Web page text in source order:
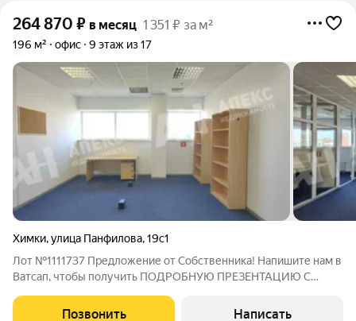
264 870 ₽ в месяц 1 351 ₽ за м²
196 м² офис 9 этаж из 17
Химки,улица Панфилова,19с1
Лот №1111737 Предложение от Собственника! Напишите нам в
Ватсап, чтобы получить ПОДРОБНУЮ ПРЕЗЕНТАЦИЮ С
видовой офис площадью 196.2 кв.м на 9 этаже в БЦ Грин
Позвонить Написать